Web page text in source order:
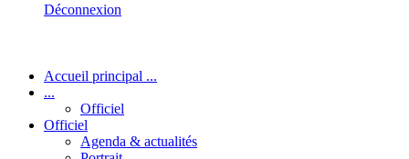
Déconnexion
Accueil principal ...
...
Officiel
Officiel
Agenda & actualités